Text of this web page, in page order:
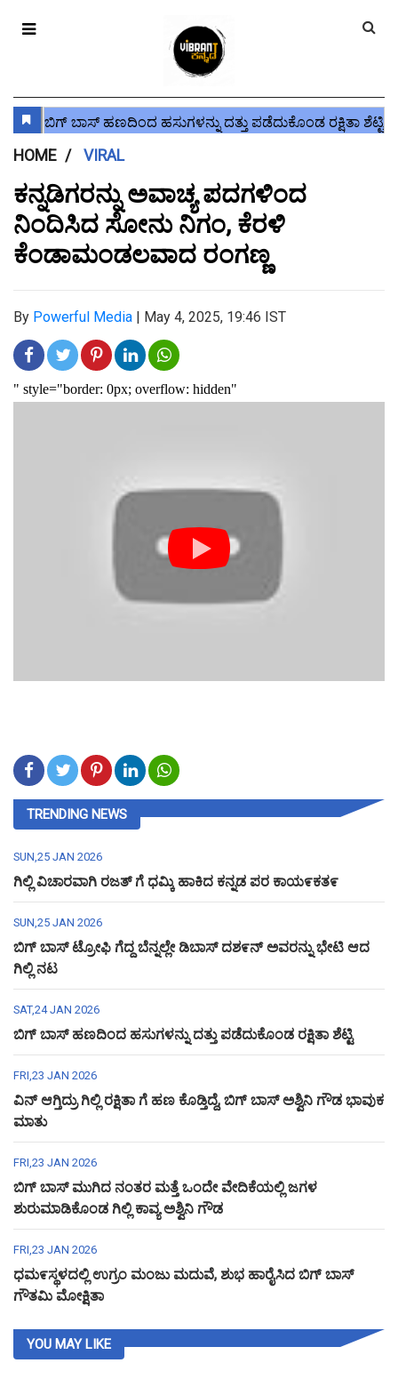
HOME VIRAL
ಕನ್ನಡಿಗರನ್ನು ಅವಾಚ್ಯ ಪದಗಳಿಂದ
ನಿಂದಿಸಿದ ಸೋನು ನಿಗಂ, ಕೆರಳಿ
ಕೆಂಡಾಮಂಡಲವಾದ ರಂಗಣ್ಣ
By Powerful Media | May 4, 2025, 19:46 IST
TRENDING NEWS
SUN,25 JAN 2026
ಗಿಲ್ಲಿ ವಿಚಾರವಾಗಿ ರಜತ್ ಗೆ ಧಮ್ಕಿ ಹಾಕಿದ ಕನ್ನಡ ಪರ ಕಾಯ೯ಕತ೯
SUN,25 JAN 2026
ಬಿಗ್ ಬಾಸ್ ಟ್ರೋಫಿ ಗೆದ್ದ ಬೆನ್ನಲ್ಲೇ ಡಿಬಾಸ್ ದಶ೯ನ್ ಅವರನ್ನು ಭೇಟಿ ಆದ
ಗಿಲ್ಲಿ ನಟ
SAT,24 JAN 2026
ಬಿಗ್ ಬಾಸ್ ಹಣದಿಂದ ಹಸುಗಳನ್ನು ದತ್ತು ಪಡೆದುಕೊಂಡ ರಕ್ಷಿತಾ ಶೆಟ್ಟಿ
FRI,23 JAN 2026
ವಿನ್ ಆಗ್ತಿದ್ರು ಗಿಲ್ಲಿ ರಕ್ಷಿತಾ ಗೆ ಹಣ ಕೊಡ್ತಿದ್ದೆ, ಬಿಗ್ ಬಾಸ್ ಅಶ್ವಿನಿ ಗೌಡ ಭಾವುಕ
ಮಾತು
FRI,23 JAN 2026
ಬಿಗ್ ಬಾಸ್ ಮುಗಿದ ನಂತರ ಮತ್ತೆ ಒಂದೇ ವೇದಿಕೆಯಲ್ಲಿ ಜಗಳ
ಶುರುಮಾಡಿಕೊಂಡ ಗಿಲ್ಲಿ ಕಾವ್ಯ ಅಶ್ವಿನಿ ಗೌಡ
FRI,23 JAN 2026
ಧಮ೯ಸ್ಥಳದಲ್ಲಿ ಉಗ್ರಂ ಮಂಜು ಮದುವೆ, ಶುಭ ಹಾರೈಸಿದ ಬಿಗ್ ಬಾಸ್
ಗೌತಮಿ ಮೋಕ್ಷಿತಾ
YOU MAY LIKE